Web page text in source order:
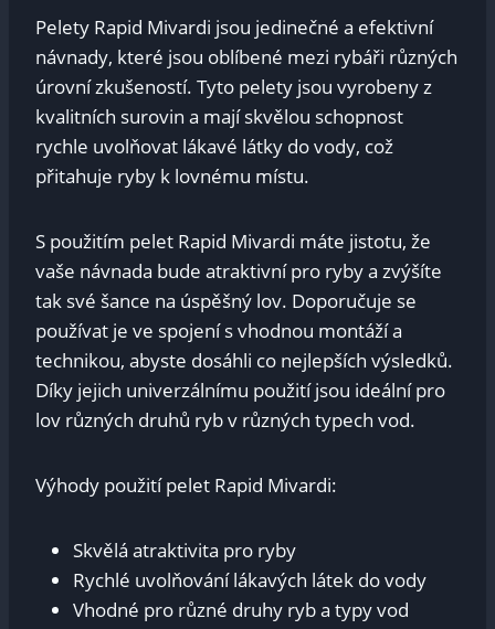
Pelety Rapid Mivardi jsou jedinečné a efektivní
návnady, které jsou oblíbené mezi rybáři různých
úrovní zkušeností. Tyto pelety jsou vyrobeny z
kvalitních ⁤surovin a mají‍ skvělou schopnost
rychle uvolňovat⁣ lákavé látky do vody,​ což
přitahuje​ ryby k lovnému⁣ místu.
S použitím pelet Rapid Mivardi ‌máte jistotu, že
vaše návnada bude‌ atraktivní pro⁢ ryby a⁢ zvýšíte
tak své šance na ⁤úspěšný ‌lov. Doporučuje se
používat ‌je‌ ve spojení s vhodnou ​montáží a
⁣technikou, abyste ⁤dosáhli co nejlepších⁣ výsledků.
Díky jejich univerzálnímu ⁤použití ​jsou ideální pro
lov různých ⁤druhů⁣ ryb ⁣v různých ⁤typech vod.
Výhody​ použití pelet⁤ Rapid Mivardi:
Skvělá ⁢atraktivita pro ryby
Rychlé uvolňování lákavých látek do vody
Vhodné ​pro různé druhy ryb‌ a‌ typy vod